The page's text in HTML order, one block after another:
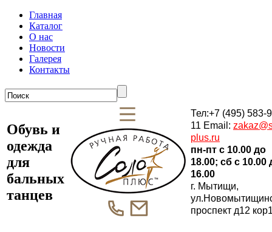
Главная
Каталог
О нас
Новости
Галерея
Контакты
Обувь и
одежда
для
бальных
танцев
Тел:+7 (495) 583-
11 Email:
plus.ru
пн-пт c 10.00 до
18.00; сб c 10.00
16.00
г. Мытищи,
проспект д12